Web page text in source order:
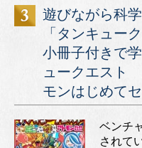
遊びながら科
「タンキュー
小冊子付きで
ュークエスト
モンはじめて
ベンチ
されて